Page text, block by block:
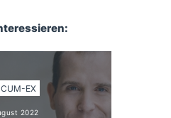
EX
2022